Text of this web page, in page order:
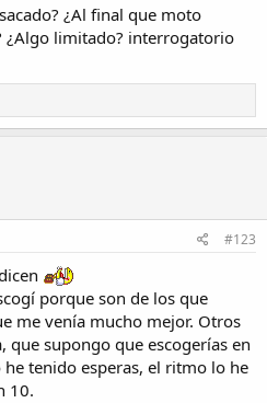
¿Al final que moto
¿Algo limitado? interrogatorio
#123
porque son de los que
me venía mucho mejor. Otros
que supongo que escogerías en
tenido esperas, el ritmo lo he
10.